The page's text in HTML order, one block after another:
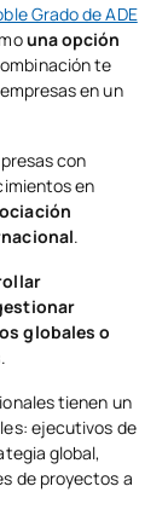
Grado de ADE
una opción
te
en un
con
en
.
globales o
.
tienen un
ejecutivos de
global,
de proyectos a